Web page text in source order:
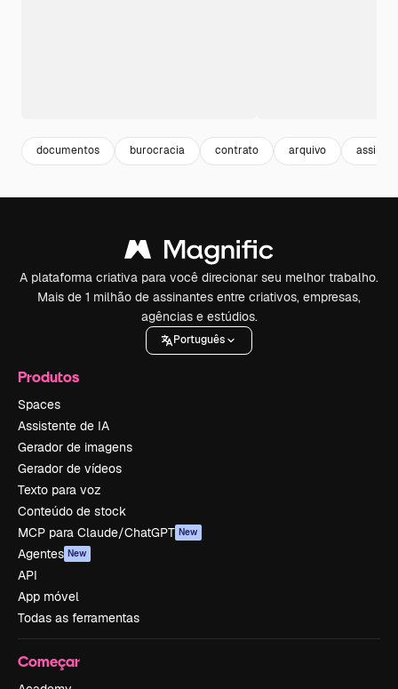
documentos burocracia contrato arquivo
A plataforma criativa para você direcionar seu melhor trabalho.
Mais de 1 milhão de assinantes entre criativos, empresas,
agências e estúdios.
Português
Produtos
Spaces
Assistente de IA
Gerador de imagens
Gerador de vídeos
Texto para voz
Conteúdo de stock
MCP para Claude/ChatGPT New
Agentes New
API
App móvel
Todas as ferramentas
Começar